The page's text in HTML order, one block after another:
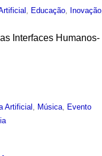
Educação Inovação
Interfaces Humanos-
Artificial Música Evento